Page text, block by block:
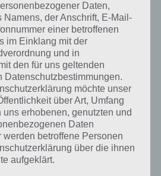
zur Lösung
Daten,
der Anschrift, E-Mail-
einer betroffenen
im Einklang mit der
und in
den für uns geltenden
Datenschutzbestimmungen.
möchte unser
über Art, Umfang
erhobenen, genutzten und
Daten
werden betroffene Personen
über die ihnen
aufgeklärt.